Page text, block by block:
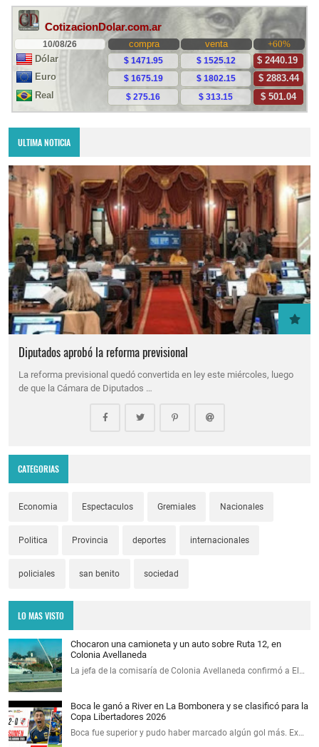
ULTIMA NOTICIA
Diputados aprobó la reforma previsional
La reforma previsional quedó convertida en ley este miércoles, luego
de que la Cámara de Diputados …
CATEGORIAS
Economia Espectaculos Gremiales Nacionales
Politica Provincia deportes internacionales
policiales san benito sociedad
LO MAS VISTO
Chocaron una camioneta y un auto sobre Ruta 12, en
Colonia Avellaneda
La jefa de la comisaría de Colonia Avellaneda confirmó a El…
Boca le ganó a River en La Bombonera y se clasificó para la
Copa Libertadores 2026
Boca fue superior y pudo haber marcado algún gol más. Ex…